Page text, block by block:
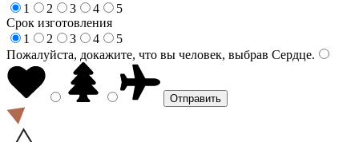
1
2 3 4
5
Срок изготовления
1
2 3 4
5
Пожалуйста, докажите, что вы человек, выбрав Сердце.